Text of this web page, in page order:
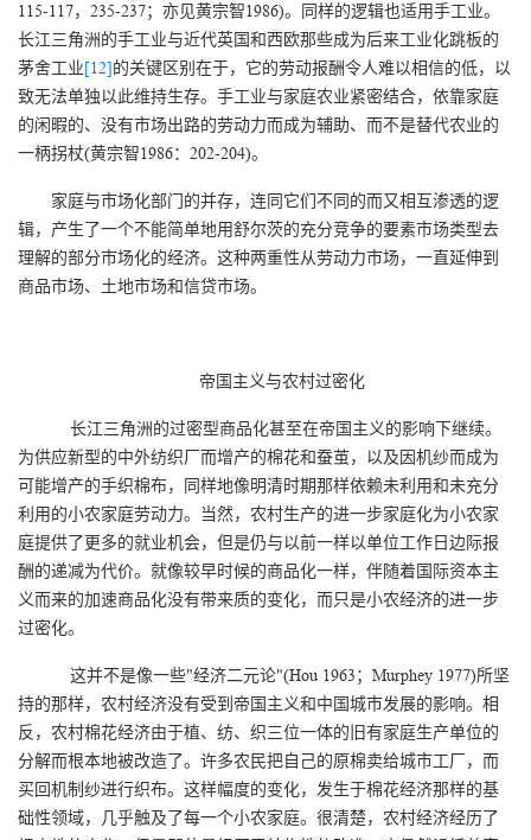
115-117，235-237；亦见黄宗智1986)。同样的逻辑也适用手工业。
长江三角洲的手工业与近代英国和西欧那些成为后来工业化跳板的
茅舍工业[12]的关键区别在于，它的劳动报酬令人难以相信的低，以
致无法单独以此维持生存。手工业与家庭农业紧密结合，依靠家庭
的闲暇的、没有市场出路的劳动力而成为辅助、而不是替代农业的
一柄拐杖(黄宗智1986：202-204)。
家庭与市场化部门的并存，连同它们不同的而又相互渗透的逻
辑，产生了一个不能简单地用舒尔茨的充分竞争的要素市场类型去
理解的部分市场化的经济。这种两重性从劳动力市场，一直延伸到
商品市场、土地市场和信贷市场。
帝国主义与农村过密化
长江三角洲的过密型商品化甚至在帝国主义的影响下继续。
为供应新型的中外纺织厂而增产的棉花和蚕茧，以及因机纱而成为
可能增产的手织棉布，同样地像明清时期那样依赖未利用和未充分
利用的小农家庭劳动力。当然，农村生产的进一步家庭化为小农家
庭提供了更多的就业机会，但是仍与以前一样以单位工作日边际报
酬的递减为代价。就像较早时候的商品化一样，伴随着国际资本主
义而来的加速商品化没有带来质的变化，而只是小农经济的进一步
过密化。
这并不是像一些"经济二元论"(Hou 1963；Murphey 1977)所坚
持的那样，农村经济没有受到帝国主义和中国城市发展的影响。相
反，农村棉花经济由于植、纺、织三位一体的旧有家庭生产单位的
分解而根本地被改造了。许多农民把自己的原棉卖给城市工厂，而
买回机制纱进行织布。这样幅度的变化，发生于棉花经济那样的基
础性领域，几乎触及了每一个小农家庭。很清楚，农村经济经历了